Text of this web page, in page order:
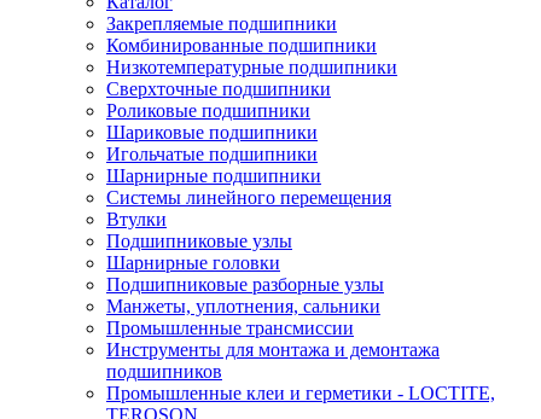
Закрепляемые подшипники
Комбинированные подшипники
Низкотемпературные подшипники
Сверхточные подшипники
Роликовые подшипники
Шариковые подшипники
Игольчатые подшипники
Шарнирные подшипники
Системы линейного перемещения
Втулки
Подшипниковые узлы
Шарнирные головки
Подшипниковые разборные узлы
Манжеты, уплотнения, сальники
Промышленные трансмиссии
Инструменты для монтажа и демонтажа
подшипников
Промышленные клеи и герметики - LOCTITE,
TEROSON